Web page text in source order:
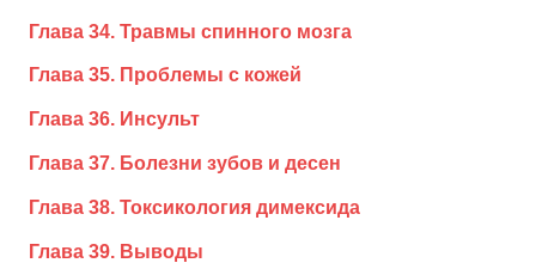
Глава 34. Травмы спинного мозга
Глава 35. Проблемы с кожей
Глава 36. Инсульт
Глава 37. Болезни зубов и десен
Глава 38. Токсикология димексида
Глава 39. Выводы